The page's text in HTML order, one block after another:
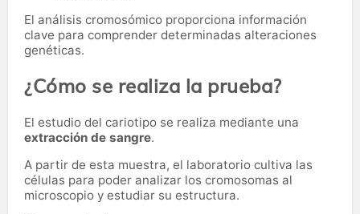
El análisis cromosómico proporciona información
clave para comprender determinadas alteraciones
genéticas.
¿Cómo se realiza la prueba?
El estudio del cariotipo se realiza mediante una
extracción de sangre.
A partir de esta muestra, el laboratorio cultiva las
células para poder analizar los cromosomas al
microscopio y estudiar su estructura.